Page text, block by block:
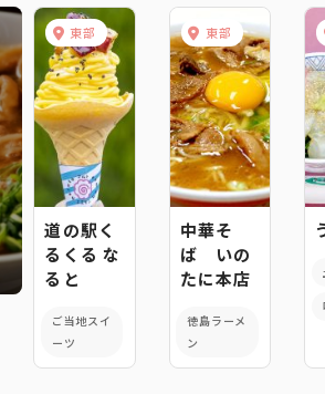
東部
道の駅く
るくる な
ると
ご当地スイ
ーツ
東部
中華そ
ば いの
たに本店
徳島ラーメ
ン